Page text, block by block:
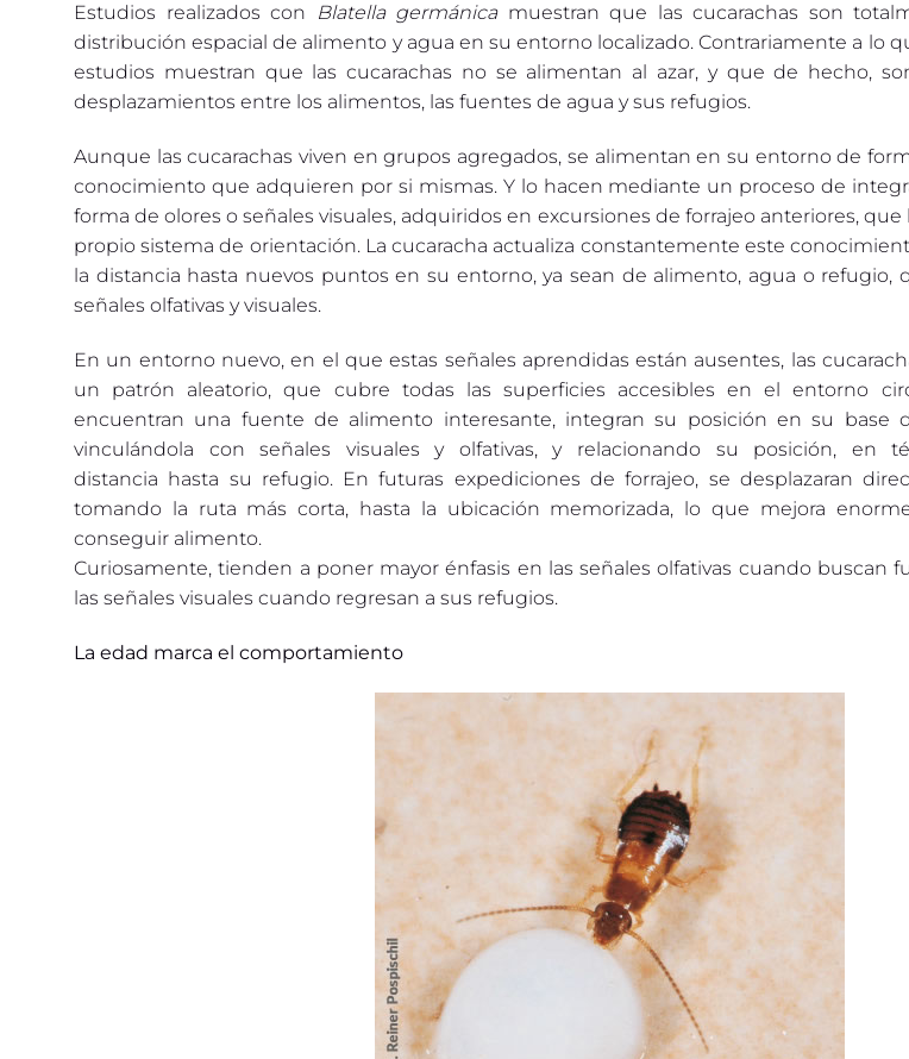
Estudios realizados con Blatella germánicamuestran que las cucarachas son
distribución espacial de alimento y agua en su entorno localizado. Contrariamente a lo
estudios muestran que las cucarachas no se alimentan al azar, y que de hecho,
desplazamientos entre los alimentos, las fuentes de agua y sus refugios.
Aunque las cucarachas viven en grupos agregados, se alimentan en su entorno de
conocimiento que adquieren por si mismas. Y lo hacen mediante un proceso de
forma de olores o señales visuales, adquiridos en excursiones de forrajeo anteriores,
propio sistema de orientación. La cucaracha actualiza constantemente este
la distancia hasta nuevos puntos en su entorno, ya sean de alimento, agua o refugio,
señales olfativas y visuales.
En un entorno nuevo, en el que estas señales aprendidas están ausentes, las
un patrón aleatorio, que cubre todas las superficies accesibles en el entorno
encuentran una fuente de alimento interesante, integran su posición en su base
vinculándola con señales visuales y olfativas, y relacionando su posición, en
distancia hasta su refugio. En futuras expediciones de forrajeo, se desplazaran
tomando la ruta más corta, hasta la ubicación memorizada, lo que mejora
conseguir alimento.
Curiosamente, tienden a poner mayor énfasis en las señales olfativas cuando buscan
las señales visuales cuando regresan a sus refugios.
La edad marca el comportamiento